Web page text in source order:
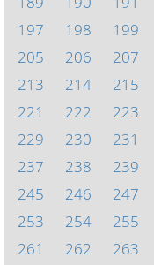
197
198 199
205
206 207
213
214 215
221
222 223
229
230 231
237
238 239
245
246 247
253
254 255
261
262 263